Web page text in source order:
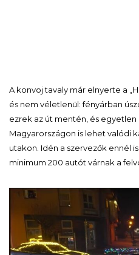
A konvoj tavaly már elnyerte a
és nem véletlenül: fényárban
ezrek az út mentén, és
Magyarországon is lehet valódi
utakon. Idén a szervezők ennél
minimum 200 autót várnak a